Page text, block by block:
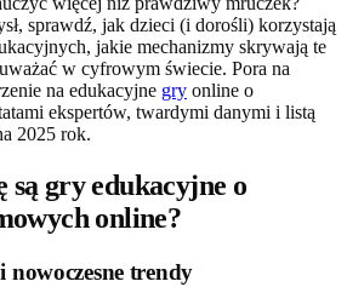
sprawdź, jak dzieci (i dorośli) korzystają
jakie mechanizmy skrywają te
w cyfrowym świecie. Pora na
na edukacyjne gry online o
ekspertów, twardymi danymi i listą
2025 rok.
są gry edukacyjne o
online?
trendy